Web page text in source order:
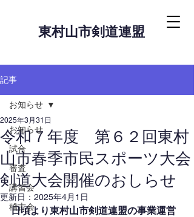
東村山市剣道連盟
記事
お知らせ
試合
審査
講習会
稽古会
お知らせ
令和７年度 第６２回東村
山市春季市民スポーツ大会
剣道大会開催のおしらせ
2025年3月31日
更新日： 2025年4月1日
日頃より東村山市剣道連盟の事業運営